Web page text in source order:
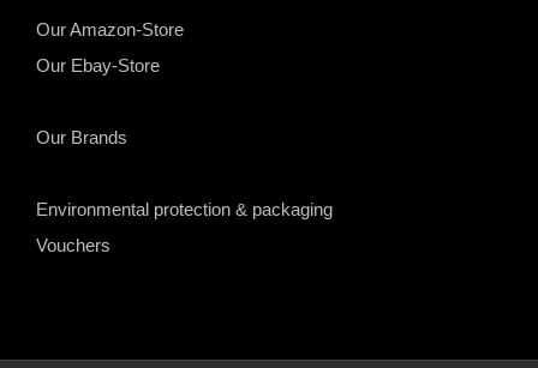
Our Amazon-Store
Our Ebay-Store
Our Brands
Environmental protection & packaging
Vouchers